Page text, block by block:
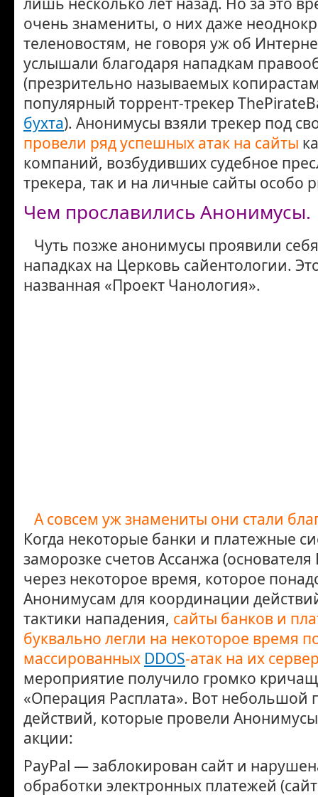
очень знамениты, о них даже
теленовостям, не говоря уж об
услышали благодаря нападкам
(презрительно называемых
популярный торрент-трекер
бухта). Анонимусы взяли трекер под
провели ряд успешных атак на сайты
компаний, возбудивших судебное
трекера, так и на личные сайты особо
Чем прославились Анонимусы.
Чуть позже анонимусы проявили
нападках на Церковь сайентологии.
названная «Проект Чанология».
А совсем уж знамениты они стали
Когда некоторые банки и платежные
заморозке счетов Ассанжа
через некоторое время, которое
Анонимусам для координации
тактики нападения, сайты банков и
буквально легли на некоторое время
массированных DDOS-атак на их
мероприятие получило громко
«Операция Расплата». Вот небольшой
действий, которые провели
акции:
PayPal — заблокирован сайт и
обработки электронных платежей